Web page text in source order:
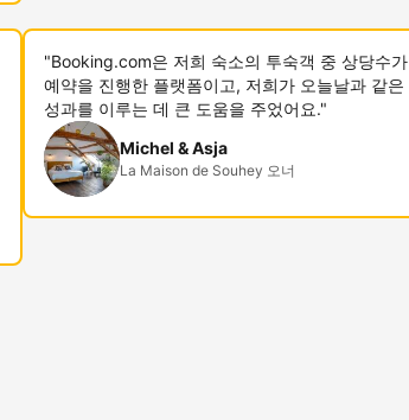
"Booking.com은 저희 숙소의 투숙객 중 상당수가
예약을 진행한 플랫폼이고, 저희가 오늘날과 같은
성과를 이루는 데 큰 도움을 주었어요."
Michel & Asja
La Maison de Souhey 오너